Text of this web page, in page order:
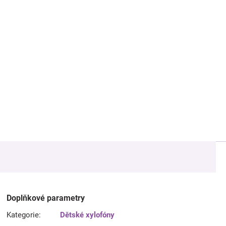
Doplňkové parametry
Kategorie:
Dětské xylofóny